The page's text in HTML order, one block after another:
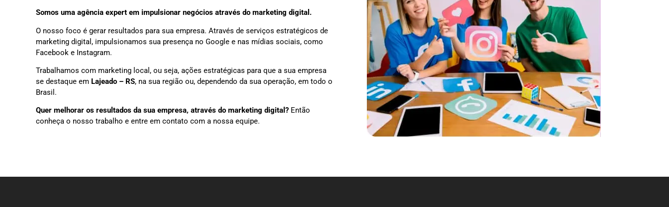
Somos uma agência expert em impulsionar negócios através do marketing digital.
O nosso foco é gerar resultados para sua empresa. Através de serviços estratégicos de
marketing digital, impulsionamos sua presença no Google e nas mídias sociais, como
Facebook e Instagram.
Trabalhamos com marketing local, ou seja, ações estratégicas para que a sua empresa
se destaque em Lajeado – RS, na sua região ou, dependendo da sua operação, em todo o
Brasil.
Quer melhorar os resultados da sua empresa, através do marketing digital? Então
conheça o nosso trabalho e entre em contato com a nossa equipe.